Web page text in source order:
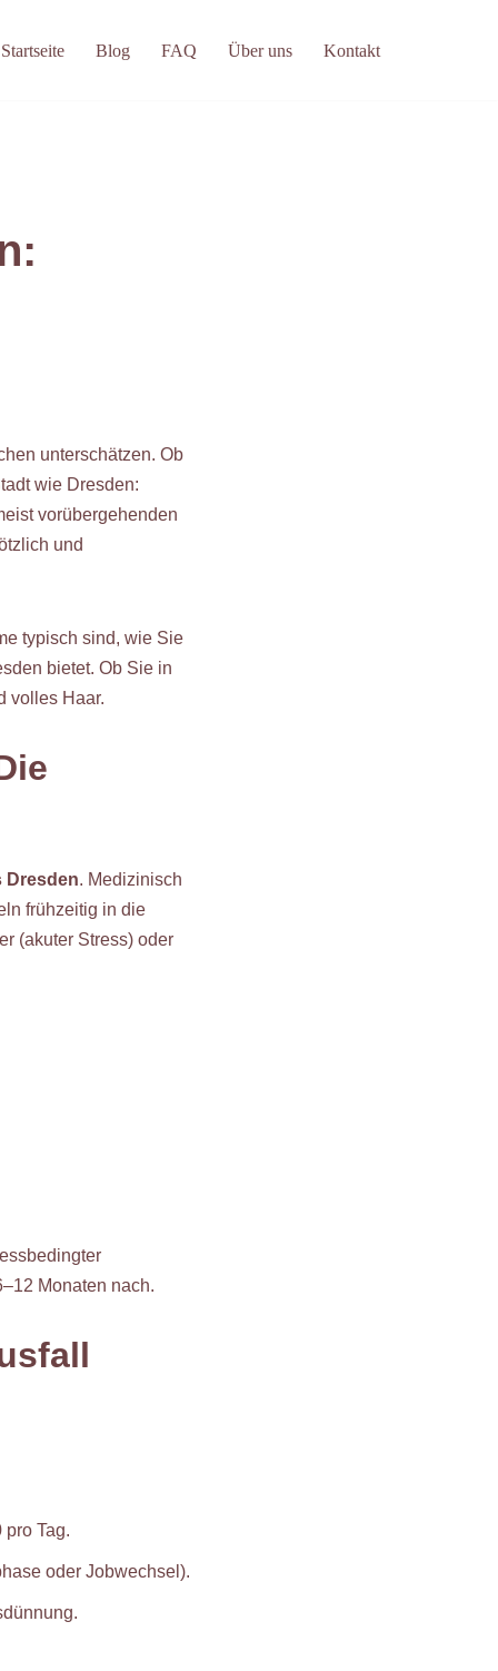
Startseite Blog FAQ Über uns Kontakt
unterschätzen. Ob
wie Dresden:
vorübergehenden
und
typisch sind, wie Sie
bietet. Ob Sie in
volles Haar.
Dresden. Medizinisch
frühzeitig in die
(akuter Stress) oder
Monaten nach.
Tag.
oder Jobwechsel).